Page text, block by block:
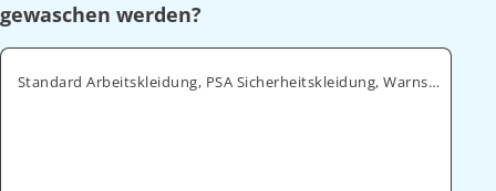
gewaschen werden?
Standard Arbeitskleidung, PSA Sicherheitskleidung, Warnschutz, ESD